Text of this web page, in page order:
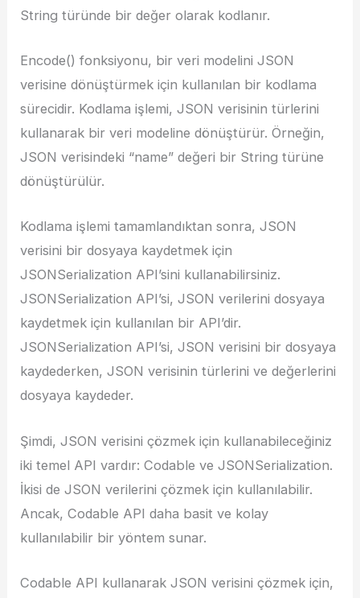
String türünde bir değer olarak kodlanır.
Encode() fonksiyonu, bir veri modelini JSON
verisine dönüştürmek için kullanılan bir kodlama
sürecidir. Kodlama işlemi, JSON verisinin türlerini
kullanarak bir veri modeline dönüştürür. Örneğin,
JSON verisindeki “name” değeri bir String türüne
dönüştürülür.
Kodlama işlemi tamamlandıktan sonra, JSON
verisini bir dosyaya kaydetmek için
JSONSerialization API’sini kullanabilirsiniz.
JSONSerialization API’si, JSON verilerini dosyaya
kaydetmek için kullanılan bir API’dir.
JSONSerialization API’si, JSON verisini bir dosyaya
kaydederken, JSON verisinin türlerini ve değerlerini
dosyaya kaydeder.
Şimdi, JSON verisini çözmek için kullanabileceğiniz
iki temel API vardır: Codable ve JSONSerialization.
İkisi de JSON verilerini çözmek için kullanılabilir.
Ancak, Codable API daha basit ve kolay
kullanılabilir bir yöntem sunar.
Codable API kullanarak JSON verisini çözmek için,